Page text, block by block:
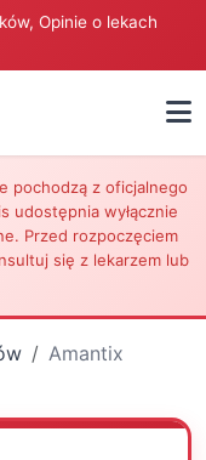
Opinie o lekach
pochodzą z oficjalnego
udostępnia wyłącznie
Przed rozpoczęciem
się z lekarzem lub
Amantix